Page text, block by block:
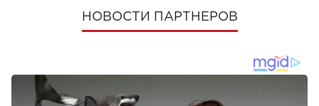
НОВОСТИ ПАРТНЕРОВ